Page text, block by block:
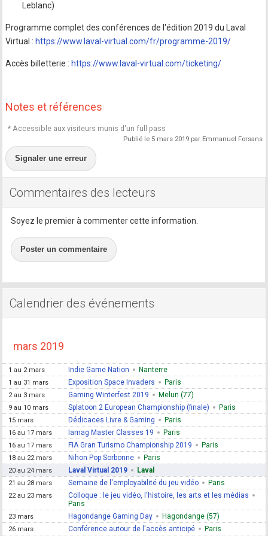
Leblanc)
Programme complet des conférences de l'édition 2019 du Laval
Virtual : https://www.laval-virtual.com/fr/programme-2019/
Accès billetterie : https://www.laval-virtual.com/ticketing/
Notes et références
* Accessible aux visiteurs munis d'un full pass
Publié le 5 mars 2019 par Emmanuel Forsans
Signaler une erreur
Commentaires des lecteurs
Soyez le premier à commenter cette information.
Poster un commentaire
Calendrier des événements
mars 2019
1 au 2 mars Indie Game Nation Nanterre
1 au 31 mars Exposition Space Invaders Paris
2 au 3 mars Gaming Winterfest 2019 Melun (77)
9 au 10 mars Splatoon 2 European Championship (finale) Paris
15 mars Dédicaces Livre & Gaming Paris
16 au 17 mars Iamag Master Classes 19 Paris
16 au 17 mars FIA Gran Turismo Championship 2019 Paris
18 au 22 mars Nihon Pop Sorbonne Paris
20 au 24 mars Laval Virtual 2019 Laval
21 au 28 mars Semaine de l'employabilité du jeu vidéo Paris
22 au 23 mars
Colloque : le jeu vidéo, l'histoire, les arts et les médias
Paris
23 mars Hagondange Gaming Day Hagondange (57)
26 mars Conférence autour de l'accès anticipé Paris